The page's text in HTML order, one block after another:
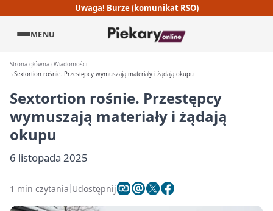
Uwaga! Burze (komunikat RSO)
MENU
Strona główna Wiadomości
Sextortion rośnie. Przestępcy wymuszają materiały i żądają okupu
Sextortion rośnie. Przestępcy
wymuszają materiały i żądają
okupu
6 listopada 2025
1 min czytania Udostępnij